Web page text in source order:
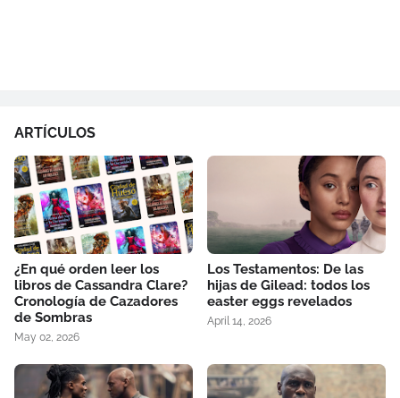
ARTÍCULOS
¿En qué orden leer los
libros de Cassandra Clare?
Cronología de Cazadores
de Sombras
May 02, 2026
Los Testamentos: De las
hijas de Gilead: todos los
easter eggs revelados
April 14, 2026